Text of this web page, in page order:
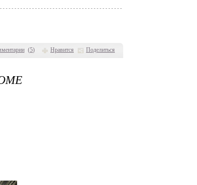
(5) Нравится Поделиться